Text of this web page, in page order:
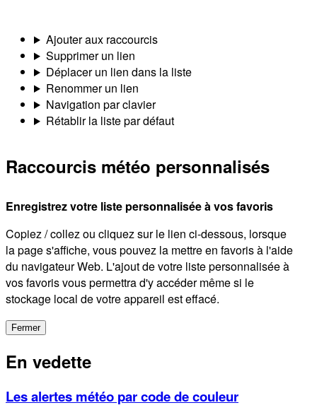
Ajouter aux raccourcis
Supprimer un lien
Déplacer un lien dans la liste
Renommer un lien
Navigation par clavier
Rétablir la liste par défaut
Raccourcis météo personnalisés
Enregistrez votre liste personnalisée à vos favoris
Copiez / collez ou cliquez sur le lien ci-dessous, lorsque
la page s'affiche, vous pouvez la mettre en favoris à l'aide
du navigateur Web. L'ajout de votre liste personnalisée à
vos favoris vous permettra d'y accéder même si le
stockage local de votre appareil est effacé.
Fermer
En vedette
Les alertes météo par code de couleur